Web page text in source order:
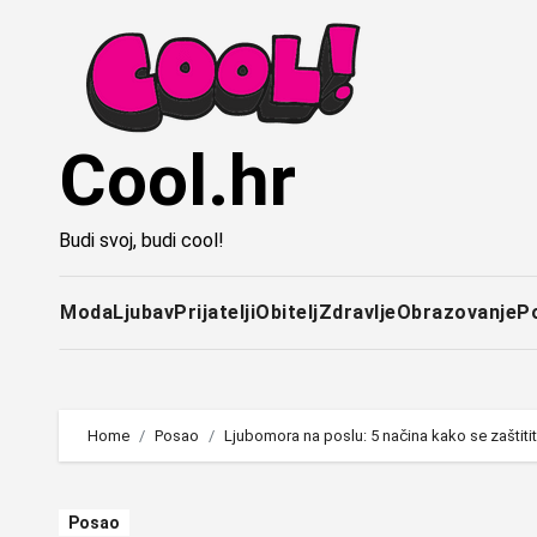
Cool.hr
Budi svoj, budi cool!
ModaLjubavPrijateljiObiteljZdravljeObrazovanje
Home Posao Ljubomora na poslu: 5 načina kako se
Posao